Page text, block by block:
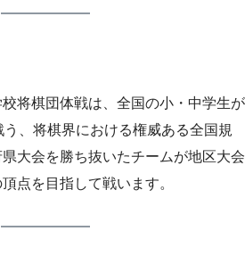
将棋団体戦は、全国の小・中学生が
、将棋界における権威ある全国規
大会を勝ち抜いたチームが地区大会
点を目指して戦います。